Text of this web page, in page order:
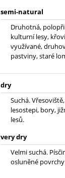
semi-natural
Druhotná,
kulturní lesy,
využívané,
pastviny, staré
dry
Suchá.
lesostepi, bory,
lesů.
very dry
Velmi suchá.
osluněné